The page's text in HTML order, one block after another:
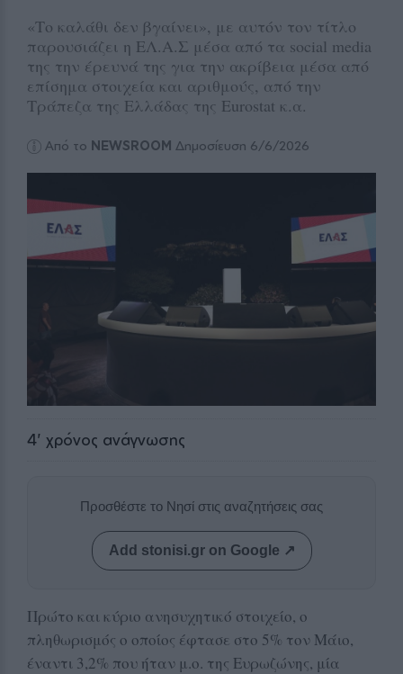
«Τo καλάθι δεν βγαίνει», με αυτόν τον τίτλο
παρουσιάζει η ΕΛ.Α.Σ μέσα από τα social media
της την έρευνά της για την ακρίβεια μέσα από
επίσημα στοιχεία και αριθμούς, από την
Τράπεζα της Ελλάδας της Eurostat κ.α.
Από το NEWSROOM Δημοσίευση 6/6/2026
4' χρόνος ανάγνωσης
Προσθέστε το Νησί στις αναζητήσεις σας
Add stonisi.gr on Google ↗
Πρώτο και κύριο ανησυχητικό στοιχείο, ο
πληθωρισμός ο οποίος έφτασε στο 5% τον Μάιο,
έναντι 3,2% που ήταν μ.ο. της Ευρωζώνης, μία